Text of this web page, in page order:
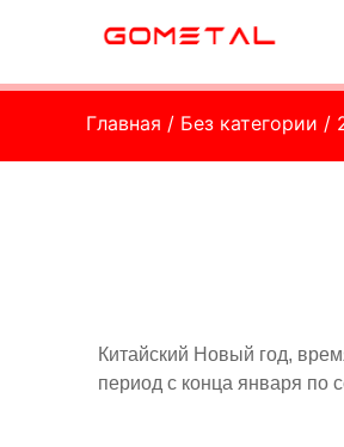
Главная / Без категории /
Китайский Новый год,
период с конца января по